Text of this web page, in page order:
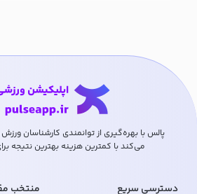
پالس با بهره‌گیری از توانمندی کارشناسان
می‌کند با کمترین هزینه بهترین نتیجه
دسترسی سریع منتخب